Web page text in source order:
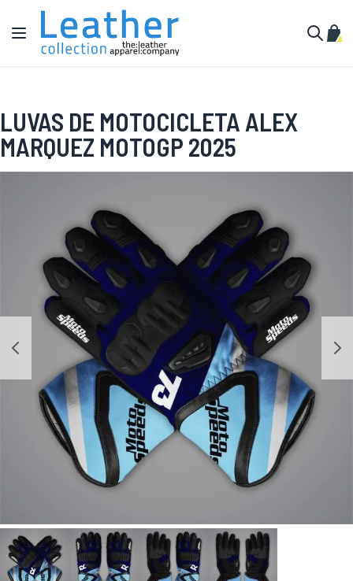
Pular para o conteúdo
Alternar Nav
LUVAS DE MOTOCICLETA ALEX
MARQUEZ MOTOGP 2025